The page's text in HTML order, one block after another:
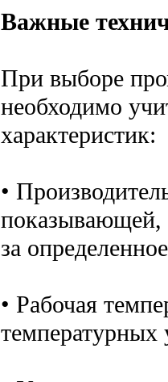
Важные
При выборе
необходимо
характеристик:
•
показывающей,
за
• Рабочая
температурных